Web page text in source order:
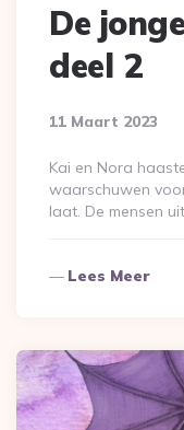
De
deel 2
11 Maart 2023
Kai en Nora
waarschuwen
laat. De mensen
Lees Meer